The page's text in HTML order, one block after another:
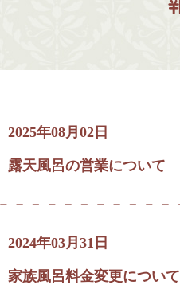
2025年08月02日
露天風呂の営業について
2024年03月31日
家族風呂料金変更について